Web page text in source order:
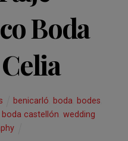
Boda
benicarló boda bodes
castellón wedding